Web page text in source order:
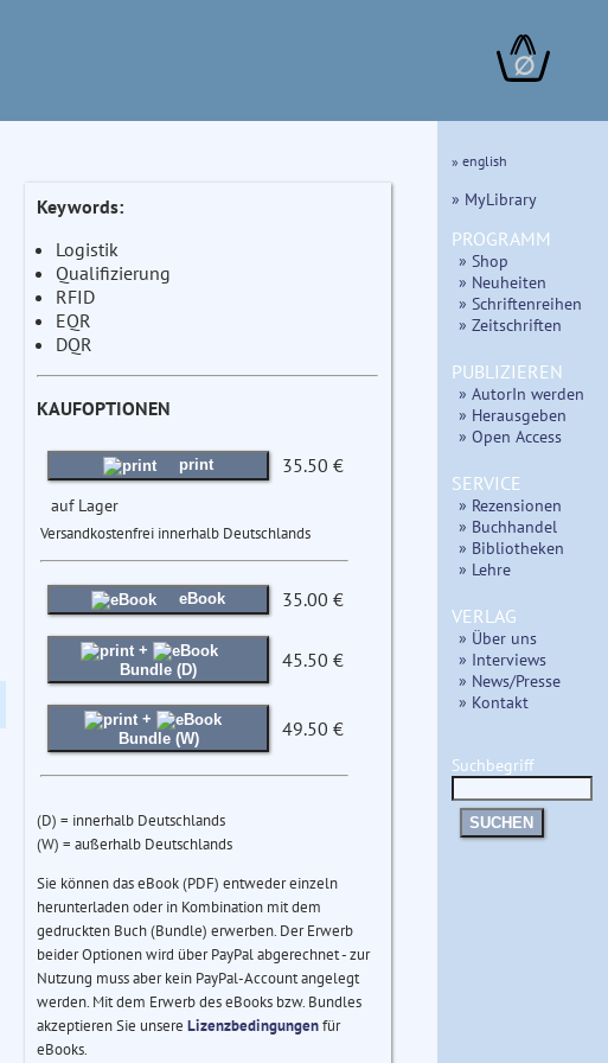
∅
Keywords:
Logistik
Qualifizierung
RFID
EQR
DQR
KAUFOPTIONEN
print 35.50 €
auf Lager
Versandkostenfrei innerhalb Deutschlands
eBook 35.00 €
+
Bundle (D)
45.50 €
+
Bundle (W)
49.50 €
(D) = innerhalb Deutschlands
(W) = außerhalb Deutschlands
Sie können das eBook (PDF) entweder einzeln
herunterladen oder in Kombination mit dem
gedruckten Buch (Bundle) erwerben. Der Erwerb
beider Optionen wird über PayPal abgerechnet - zur
Nutzung muss aber kein PayPal-Account angelegt
werden. Mit dem Erwerb des eBooks bzw. Bundles
akzeptieren Sie unsere Lizenzbedingungenfür
eBooks.
» english
» MyLibrary
PROGRAMM
» Shop
» Neuheiten
» Schriftenreihen
» Zeitschriften
PUBLIZIEREN
» AutorIn werden
» Herausgeben
» Open Access
SERVICE
» Rezensionen
» Buchhandel
» Bibliotheken
» Lehre
VERLAG
» Über uns
» Interviews
» News/Presse
» Kontakt
Suchbegriff
SUCHEN